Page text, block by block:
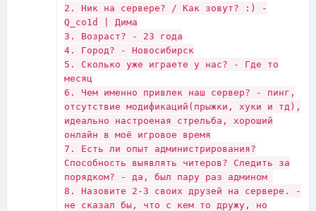
2. Ник на сервере? / Как зовут? :) -
Q_co1d | Дима
3. Возраст? - 23 года
4. Город? - Новосибирск
5. Сколько уже играете у нас? - Где то
месяц
6. Чем именно привлек наш сервер? - пинг,
отсутствие модификаций(прыжки, хуки и тд),
идеально настроеная стрельба, хороший
онлайн в моё игровое время
7. Есть ли опыт администрирования?
Способность выявлять читеров? Следить за
порядком? - да, был пару раз админом
8. Назовите 2-3 своих друзей на сервере. -
не сказал бы, что с кем то дружу, но